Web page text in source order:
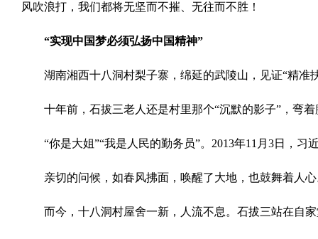
风吹浪打，我们都将无坚而不摧、无往而不胜！
“实现中国梦必须弘扬中国精神”
湖南湘西十八洞村梨子寨，绵延的武陵山，见证“精准
十年前，石拔三老人还是村里那个“沉默的影子”，弯着
“你是大姐”“我是人民的勤务员”。2013年11月3日，习
亲切的问候，如春风拂面，唤醒了大地，也鼓舞着人心
而今，十八洞村屋舍一新，人流不息。石拔三站在自家